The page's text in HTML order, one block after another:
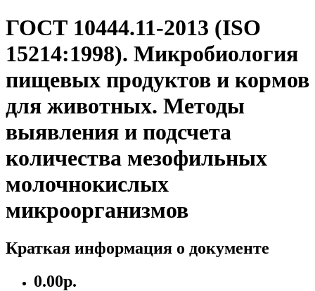
ГОСТ 10444.11-2013 (ISO
15214:1998). Микробиология
пищевых продуктов и кормов
для животных. Методы
выявления и подсчета
количества мезофильных
молочнокислых
микроорганизмов
Краткая информация о документе
0.00р.